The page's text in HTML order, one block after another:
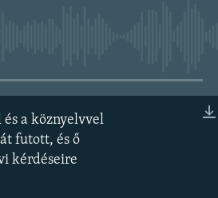
a köznyelvvel
futott, és ő
kérdéseire